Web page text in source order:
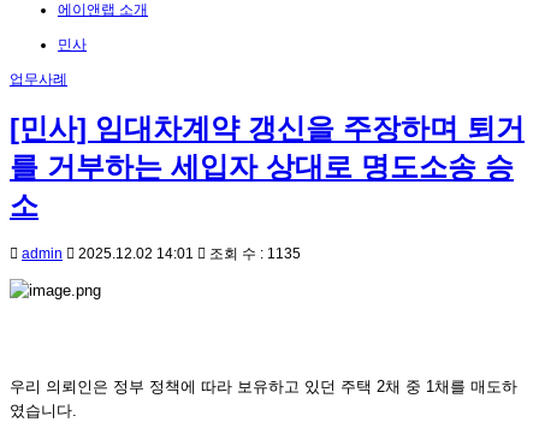
에이앤랩 소개
민사
업무사례
[민사] 임대차계약 갱신을 주장하며 퇴거
를 거부하는 세입자 상대로 명도소송 승
소
admin 2025.12.02 14:01 조회 수 : 1135
우리 의뢰인은 정부 정책에 따라 보유하고 있던 주택 2채 중 1채를 매도하
였습니다.